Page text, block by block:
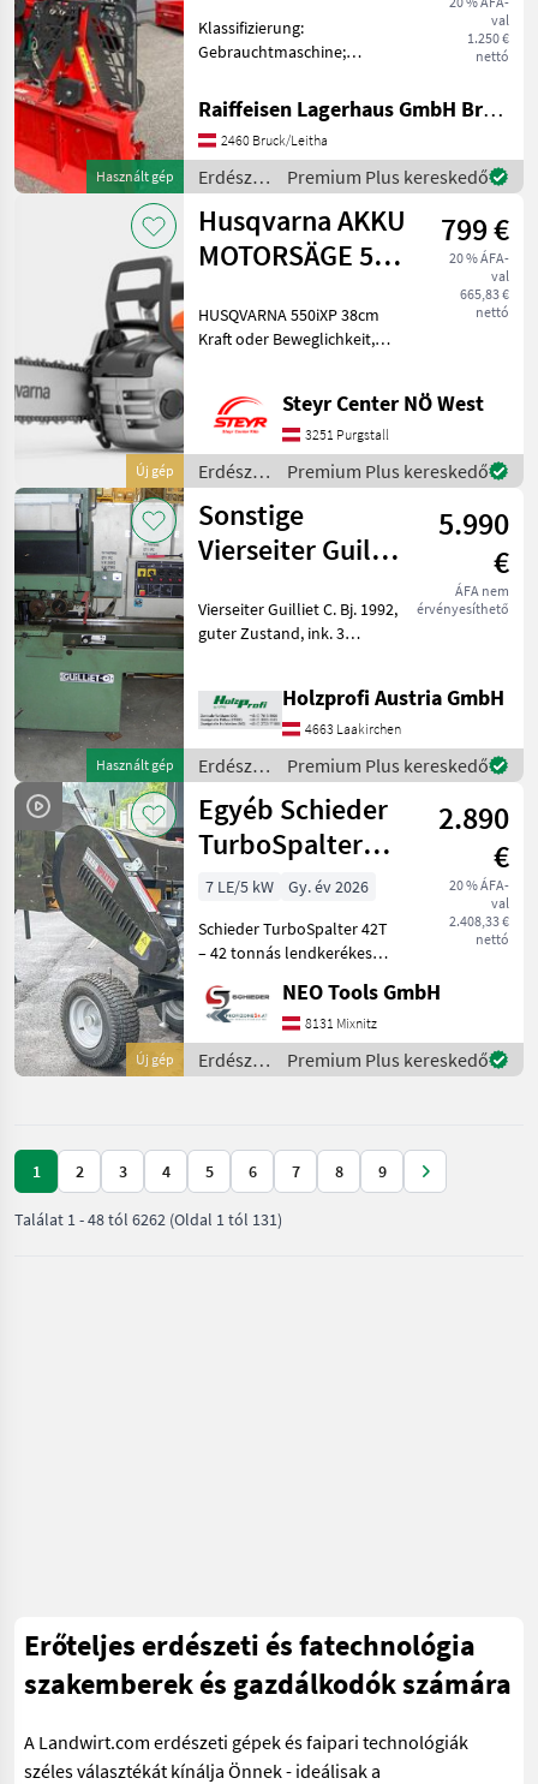
Használt gép
val
1.250 €
nettó
Klassifizierung:
Gebrauchtmaschine;
Antrieb; Anhängung: 3-
Punkt Aufhängung;
Kabellänge: 70;
Seildurchmesser (in mm): 9;
Typ Forstausrüstung
Raiffeisen Lagerhaus GmbH Bruck/Leitha
2460 Bruck/Leitha
Erdészeti
és
faipari
gépek /
Krpan
Premium Plus kereskedő
Új gép
Husqvarna AKKU
MOTORSÄGE 550
799 €
20 % ÁFA-
val
665,83 €
nettó
HUSQVARNA 550iXP 38cm
Kraft oder Beweglichkeit,
Akku-Optionen Die
Husqvarna 550i XP ist eine
Akku-Kettensäge mit einer
Steyr Center NÖ West
3251 Purgstall
Erdészeti
és
faipari
gépek /
Husqvarna
Premium Plus kereskedő
Használt gép
Sonstige
Vierseiter Guillet
5.990
€
ÁFA nem
érvényesíthető
Vierseiter Guilliet C. Bj. 1992,
guter Zustand, ink. 3
WendemesserPreisänderungen
vorbehalten, Irrtümer,
Druck- und Sa
Holzprofi Austria GmbH
4663 Laakirchen
Erdészeti
és
faipari
gépek /
Sonstige
Premium Plus kereskedő
Új gép
Egyéb Schieder
TurboSpalter
42T --- ÁRVERÉS
AZ AURENA-N
2.890
€
20 % ÁFA-
val
2.408,33 €
nettó
7 LE/5 kW
Gy. év 2026
Schieder TurboSpalter 42T
– 42 tonnás lendkerékes
**Schieder TurboSpalter
42T** egy nagy
teljesítményű lendkerékes
faaprító azok számára, a
NEO Tools GmbH
8131 Mixnitz
Erdészeti
és
Sonstige
Premium Plus kereskedő
1 2 3 4 5 6 7 8 9
Találat 1-48tól 6262 (Oldal 1 tól 131)
Erőteljes erdészeti és fatechnológia
szakemberek és gazdálkodók számára
A Landwirt.com erdészeti gépek és faipari technológiák
széles választékát kínálja Önnek - ideálisak a